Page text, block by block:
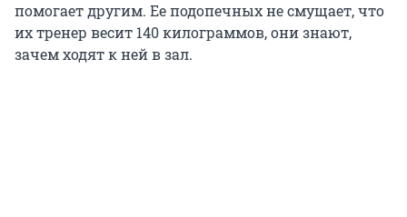
помогает другим. Ее подопечных не смущает, что
их тренер весит 140 килограммов, они знают,
зачем ходят к ней в зал.